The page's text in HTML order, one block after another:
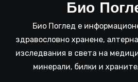
Био
Био Поглед е
здравословно хранене,
изследвания в света на
минерали, билки и